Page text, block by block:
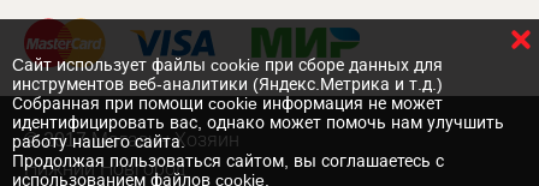
© 2017 Магазин Хозяин
Нижний Новгород
Cайт использует файлы cookie при сборе данных для
инструментов веб-аналитики (Яндекс.Метрика и т.д.)
Собранная при помощи cookie информация не может
идентифицировать вас, однако может помочь нам улучшить
работу нашего сайта.
Продолжая пользоваться сайтом, вы соглашаетесь с
использованием файлов cookie.